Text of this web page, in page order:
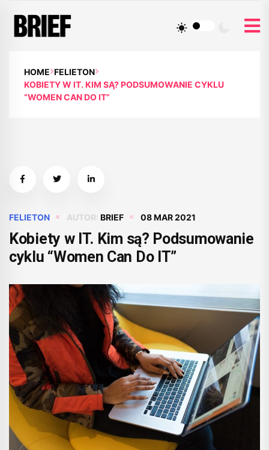
HOME FELIETON
KOBIETY W IT. KIM SĄ? PODSUMOWANIE CYKLU
“WOMEN CAN DO IT”
FELIETON AUTOR: BRIEF 08 MAR 2021
Kobiety w IT. Kim są? Podsumowanie
cyklu “Women Can Do IT”